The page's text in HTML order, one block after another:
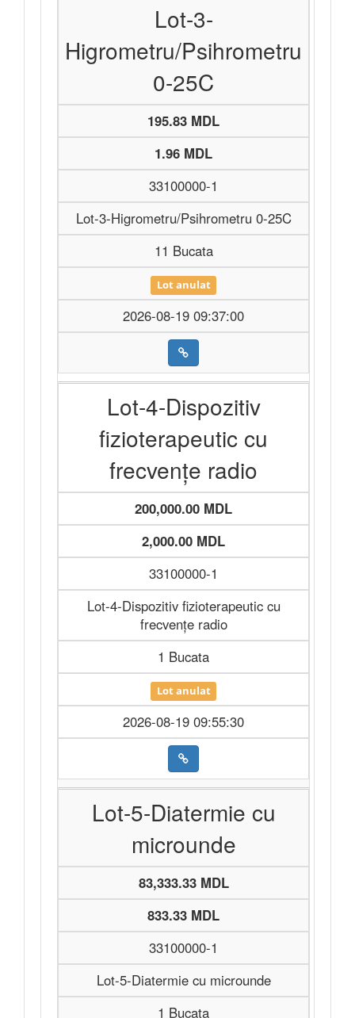
Lot-3-
Higrometru/Psihrometru
0-25C
195.83 MDL
1.96 MDL
33100000-1
Lot-3-Higrometru/Psihrometru 0-25C
11 Bucata
Lot anulat
2026-08-19 09:37:00
Lot-4-Dispozitiv
fizioterapeutic cu
frecvențe radio
200,000.00 MDL
2,000.00 MDL
33100000-1
Lot-4-Dispozitiv fizioterapeutic cu
frecvențe radio
1 Bucata
Lot anulat
2026-08-19 09:55:30
Lot-5-Diatermie cu
microunde
83,333.33 MDL
833.33 MDL
33100000-1
Lot-5-Diatermie cu microunde
1 Bucata